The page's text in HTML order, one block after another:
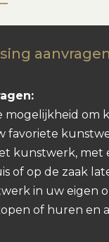
mogelijkheid om
favoriete
kunstwerk, met
of op de zaak
in uw eigen
of huren en